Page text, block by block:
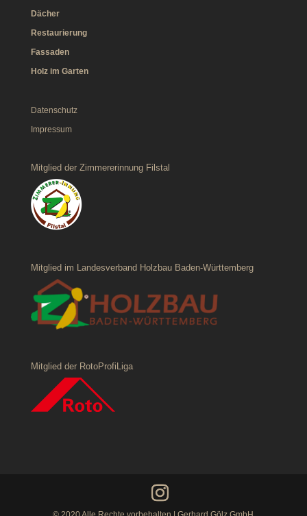
Dächer
Restaurierung
Fassaden
Holz im Garten
Datenschutz
Impressum
Mitglied der Zimmererinnung Filstal
Mitglied im Landesverband Holzbau Baden-Württemberg
Mitglied der RotoProfiLiga